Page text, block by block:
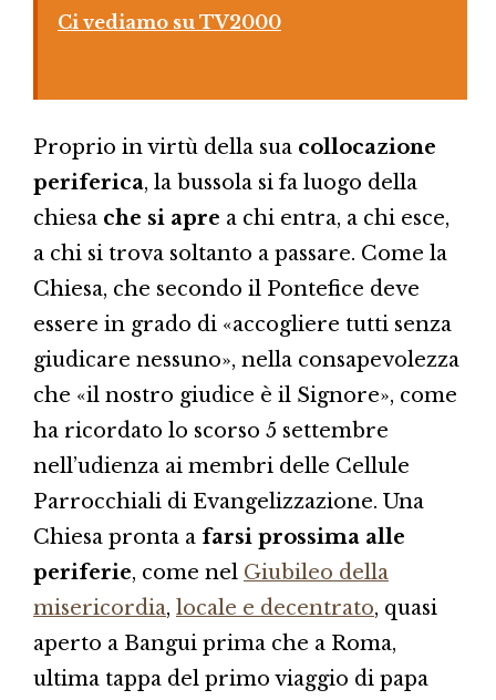
Ci vediamo su TV2000
Proprio in virtù della sua collocazione
periferica, la bussola si fa luogo della
chiesa che si apre a chi entra, a chi esce,
a chi si trova soltanto a passare. Come la
Chiesa, che secondo il Pontefice deve
essere in grado di «accogliere tutti senza
giudicare nessuno», nella consapevolezza
che «il nostro giudice è il Signore», come
ha ricordato lo scorso 5 settembre
nell’udienza ai membri delle Cellule
Parrocchiali di Evangelizzazione. Una
Chiesa pronta a farsi prossima alle
periferie, come nel Giubileo della
misericordia, locale e decentrato, quasi
aperto a Bangui prima che a Roma,
ultima tappa del primo viaggio di papa